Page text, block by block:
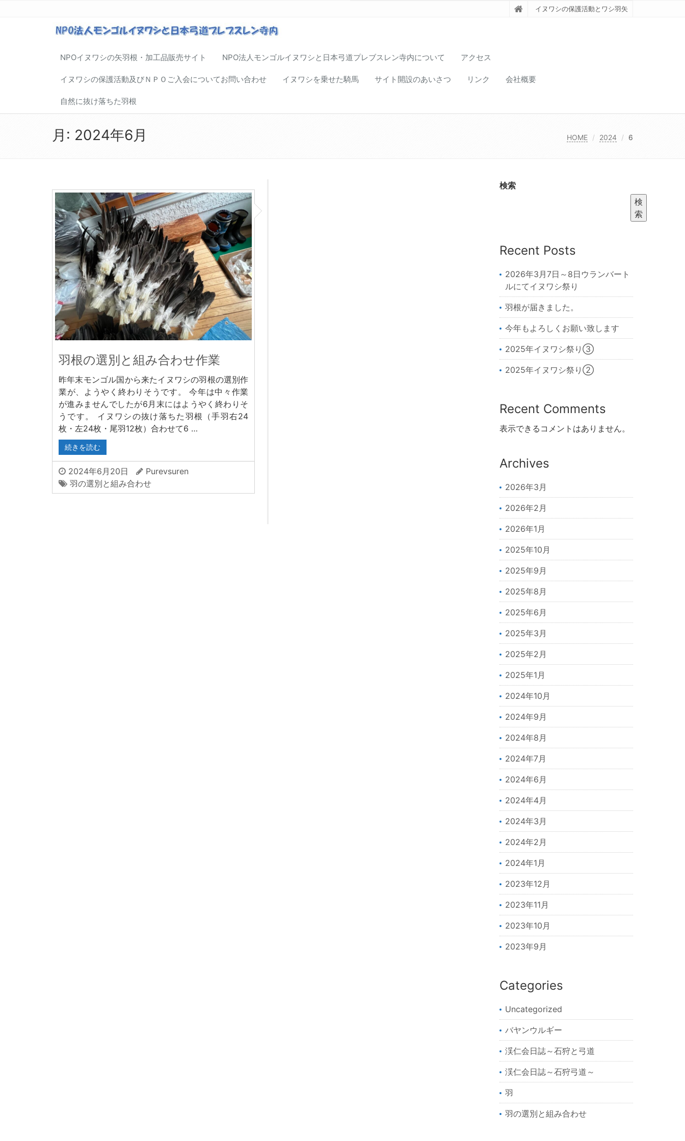
イヌワシの保護活動とワシ羽矢
NPOイヌワシの矢羽根・加工品販売サイト NPO法人モンゴルイヌワシと日本弓道プレブスレン寺内について アクセス
イヌワシの保護活動及びＮＰＯご入会についてお問い合わせ イヌワシを乗せた騎馬 サイト開設のあいさつ リンク 会社概要
自然に抜け落ちた羽根
月: 2024年6月 HOME 2024 6
羽根の選別と組み合わせ作業
昨年末モンゴル国から来たイヌワシの羽根の選別作
業が、ようやく終わりそうです。 今年は中々作業
が進みませんでしたが6月末にはようやく終わりそ
うです。 イヌワシの抜け落ちた羽根（手羽右24
枚・左24枚・尾羽12枚）合わせて6 …
続きを読む
2024年6月20日
Purevsuren
羽の選別と組み合わせ
検索
検
索
Recent Posts
2026年3月7日～8日ウランバート
ルにてイヌワシ祭り
羽根が届きました。
今年もよろしくお願い致します
2025年イヌワシ祭り③
2025年イヌワシ祭り②
Recent Comments
表示できるコメントはありません。
Archives
2026年3月
2026年2月
2026年1月
2025年10月
2025年9月
2025年8月
2025年6月
2025年3月
2025年2月
2025年1月
2024年10月
2024年9月
2024年8月
2024年7月
2024年6月
2024年4月
2024年3月
2024年2月
2024年1月
2023年12月
2023年11月
2023年10月
2023年9月
Categories
Uncategorized
バヤンウルギー
渓仁会日誌～石狩と弓道
渓仁会日誌～石狩弓道～
羽
羽の選別と組み合わせ